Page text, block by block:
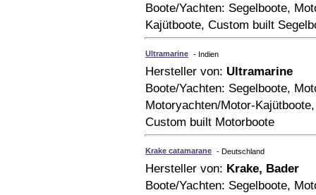
Boote/Yachten: Segelboote,
Kajütboote, Custom built
Ultramarine - Indien
Hersteller von: Ultramarine
Boote/Yachten: Segelboote,
Motoryachten/Motor-
Custom built Motorboote
Krake catamarane - Deutschland
Hersteller von: Krake, Bader
Boote/Yachten: Segelboote,